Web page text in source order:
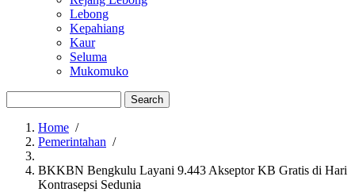
Lebong
Kepahiang
Kaur
Seluma
Mukomuko
Breadcrumb
Home /
Pemerintahan /
BKKBN Bengkulu Layani 9.443 Akseptor KB Gratis di Hari
Kontrasepsi Sedunia